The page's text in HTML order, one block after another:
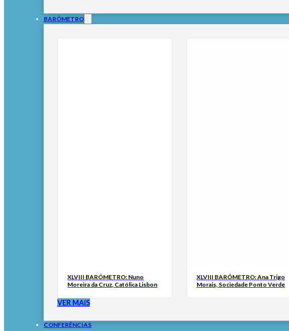
BARÓMETRO
XLVIII BARÓMETRO: Nuno
Moreira da Cruz, Católica Lisbon
XLVIII BARÓMETRO: Ana Trigo
Morais, Sociedade Ponto Verde
VER MAIS
CONFERÊNCIAS